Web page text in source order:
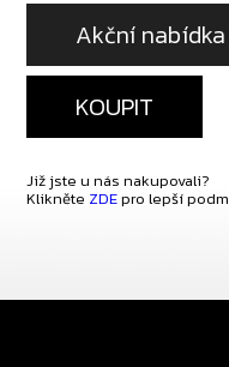
Akční
KOUPIT
Již jste u nás nakupovali?
Klikněte ZDEpro lepší